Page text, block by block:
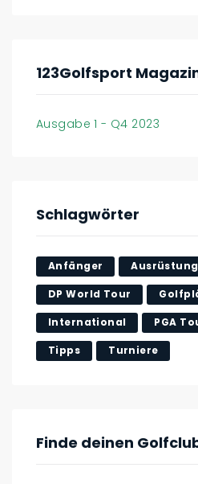
123Golfsport
Ausgabe 1 - Q4 2023
Schlagwörter
Anfänger Ausrüstung
DP World Tour
International PGA
Tipps Turniere
Finde deinen